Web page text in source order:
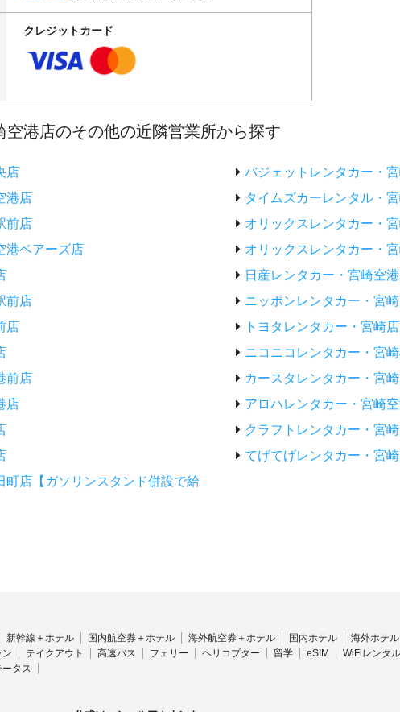
クレジットカード
空港店のその他の近隣営業所から探す
店
バジェットレンタカー・
港店
タイムズカーレンタル・
前店
オリックスレンタカー・
港ベアーズ店
オリックスレンタカー・
日産レンタカー・宮崎空
前店
ニッポンレンタカー・宮
店
トヨタレンタカー・宮崎店
ニコニコレンタカー・宮
前店
カースタレンタカー・宮
店
アロハレンタカー・宮崎
クラフトレンタカー・宮
てげてげレンタカー・宮
町店【ガソリンスタンド併設で給